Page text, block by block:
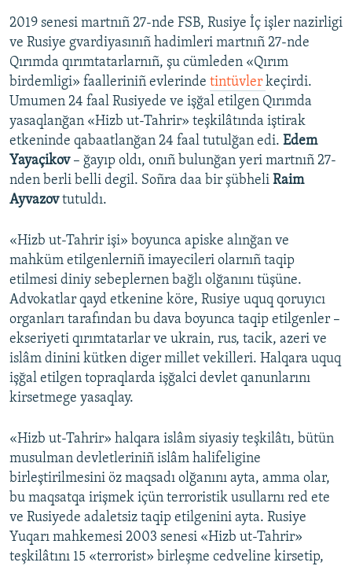
2019 senesi martnıñ 27-nde FSB, Rusiye İç işler nazirligi
ve Rusiye gvardiyasınıñ hadimleri martnıñ 27-nde
Qırımda qırımtatarlarnıñ, şu cümleden «Qırım
birdemligi» faalleriniñ evlerinde tintüvler keçirdi.
Umumen 24 faal Rusiyede ve işğal etilgen Qırımda
yasaqlanğan «Hizb ut-Tahrir» teşkilâtında iştirak
etkeninde qabaatlanğan 24 faal tutulğan edi. Edem
Yayaçikov– ğayıp oldı, onıñ bulunğan yeri martnıñ 27-
nden berli belli degil. Soñra daa bir şübheli Raim
Ayvazovtutuldı.
«Hizb ut-Tahrir işi» boyunca apiske alınğan ve
mahküm etilgenlerniñ imayecileri olarnıñ taqip
etilmesi diniy sebeplernen bağlı olğanını tüşüne.
Advokatlar qayd etkenine köre, Rusiye uquq qoruyıcı
organları tarafından bu dava boyunca taqip etilgenler –
ekseriyeti qırımtatarlar ve ukrain, rus, tacik, azeri ve
islâm dinini kütken diger millet vekilleri. Halqara uquq
işğal etilgen topraqlarda işğalci devlet qanunlarını
kirsetmege yasaqlay.
«Hizb ut-Tahrir» halqara islâm siyasiy teşkilâtı, bütün
musulman devletleriniñ islâm halifeligine
birleştirilmesini öz maqsadı olğanını ayta, amma olar,
bu maqsatqa irişmek içün terroristik usullarnı red ete
ve Rusiyede adaletsiz taqip etilgenini ayta. Rusiye
Yuqarı mahkemesi 2003 senesi «Hizb ut-Tahrir»
teşkilâtını 15 «terrorist» birleşme cedveline kirsetip,